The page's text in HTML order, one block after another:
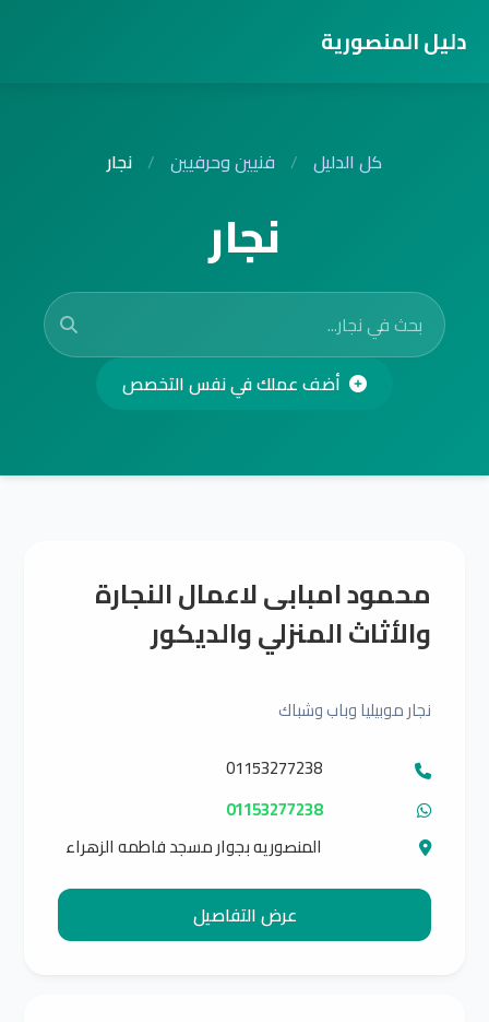
دليل المنصورية
كل الدليل / فنيين وحرفيين / نجار
نجار
أضف عملك في نفس التخصص
محمود امبابى لاعمال النجارة
والأثاث المنزلي والديكور
نجار موبيليا وباب وشباك
01153277238
01153277238
المنصوريه بجوار مسجد فاطمه الزهراء
عرض التفاصيل